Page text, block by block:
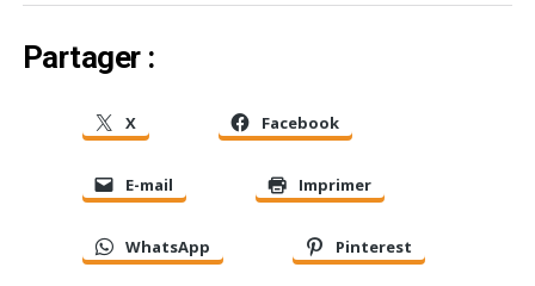
Partager :
X Facebook
E-mail Imprimer
WhatsApp Pinterest